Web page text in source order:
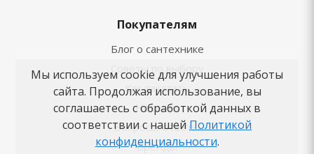
Покупателям
Блог о сантехнике
Советы по выбору
Как заказать
Новости
Вопросы-ответы
Бренды
Мы используем cookie для улучшения работы
сайта. Продолжая использование, вы
соглашаетесь с обработкой данных в
соответствии с нашей Политикой
конфиденциальности.